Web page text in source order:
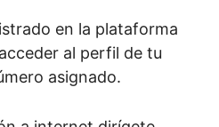
en la plataforma
al perfil de tu
asignado.